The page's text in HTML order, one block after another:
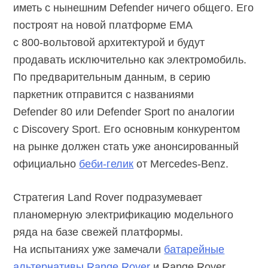
иметь с нынешним Defender ничего общего. Его
построят на новой платформе EMA
с800-вольтовой архитектурой и будут
продавать исключительно как электромобиль.
По предварительным данным, в серию
паркетник отправится с названиями
Defender 80 или Defender Sport по аналогии
с Discovery Sport. Его основным конкурентом
на рынке должен стать уже анонсированный
официально беби-гелик от Mercedes-Benz.
Стратегия Land Rover подразумевает
планомерную электрификацию модельного
ряда на базе свежей платформы.
На испытаниях уже замечали батарейные